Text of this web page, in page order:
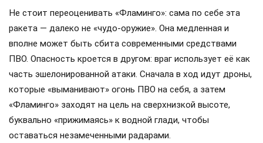
Не стоит переоценивать «Фламинго»: сама по себе эта
ракета — далеко не «чудо-оружие». Она медленная и
вполне может быть сбита современными средствами
ПВО. Опасность кроется в другом: враг использует её как
часть эшелонированной атаки. Сначала в ход идут дроны,
которые «выманивают» огонь ПВО на себя, а затем
«Фламинго» заходят на цель на сверхнизкой высоте,
буквально «прижимаясь» к водной глади, чтобы
оставаться незамеченными радарами.